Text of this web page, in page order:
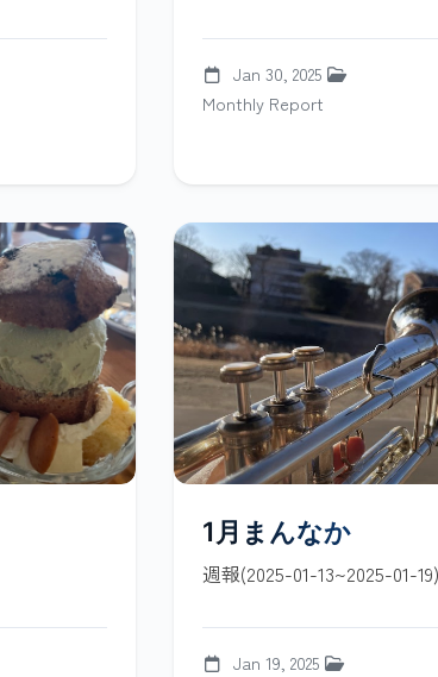
Jan 30, 2025
Monthly Report
1月まんなか
週報(2025-01-13~2025-01-19)
Jan 19, 2025